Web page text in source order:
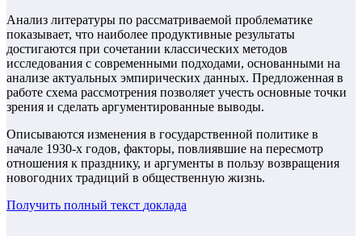
Анализ литературы по рассматриваемой проблематике
показывает, что наиболее продуктивные результаты
достигаются при сочетании классических методов
исследования с современными подходами, основанными на
анализе актуальных эмпирических данных. Предложенная в
работе схема рассмотрения позволяет учесть основные точки
зрения и сделать аргументированные выводы.
Описываются изменения в государственной политике в
начале 1930-х годов, факторы, повлиявшие на пересмотр
отношения к празднику, и аргументы в пользу возвращения
новогодних традиций в общественную жизнь.
Получить полный текст доклада